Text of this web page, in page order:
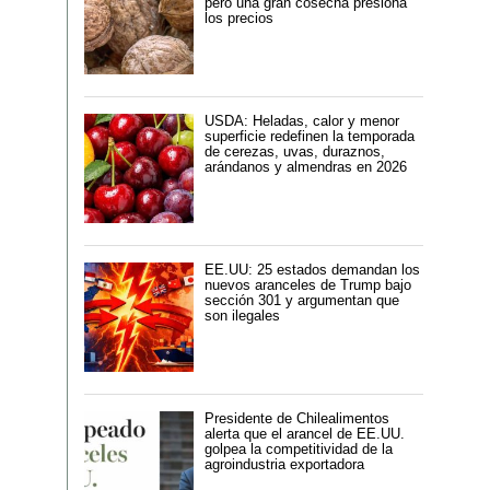
los precios
USDA: Heladas, calor y menor
superficie redefinen la temporada
de cerezas, uvas, duraznos,
arándanos y almendras en 2026
EE.UU: 25 estados demandan los
nuevos aranceles de Trump bajo
sección 301 y argumentan que
son ilegales
Presidente de Chilealimentos
alerta que el arancel de EE.UU.
golpea la competitividad de la
agroindustria exportadora